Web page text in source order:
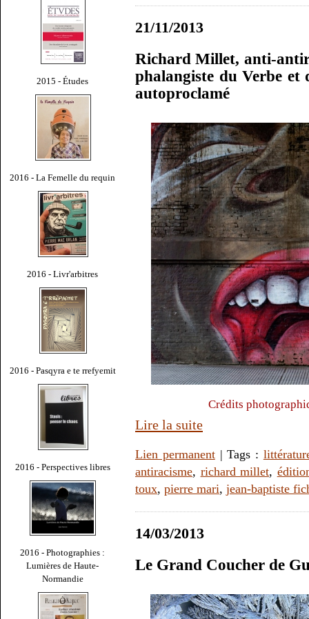
2015 - Études
2016 - La Femelle du requin
2016 - Livr'arbitres
2016 - Pasqyra e te rrefyemit
2016 - Perspectives libres
2016 - Photographies :
Lumières de Haute-
Normandie
21/11/2013
Richard Millet, anti-
phalangiste du Verbe
autoproclamé
Crédits
Lire la suite
Lien permanent| Tags :
antiracisme, richard millet,
toux, pierre mari, jean-baptiste
14/03/2013
Le Grand Coucher de